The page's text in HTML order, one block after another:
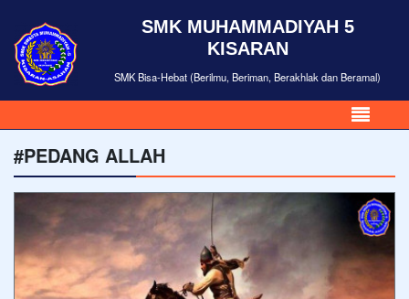
SMK MUHAMMADIYAH 5
KISARAN
SMK Bisa-Hebat (Berilmu, Beriman, Berakhlak dan Beramal)
#PEDANG ALLAH